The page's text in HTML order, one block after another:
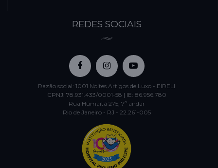
REDES SOCIAIS
Razão social: 1001 Noites Artigos de Luxo - EIRELI
CPNJ: 78.931.433/0001-58 | IE: 86.956.780
Rua Humaitá 275, 7º andar
Rio de Janeiro - RJ - 22.261-005